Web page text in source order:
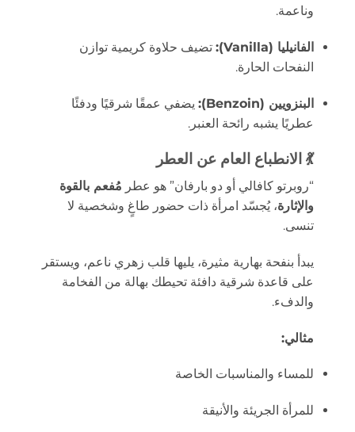
وناعمة.
الفانيليا (Vanilla):
تضيف حلاوة كريمية توازن
النفحات الحارة.
البنزويين (Benzoin):
يضفي عمقًا شرقيًا ودفئًا
عطريًا يشبه رائحة العنبر.
💃 الانطباع العام عن العطر
“روبرتو كافالي أو دو بارفان” هو عطر مُفعم بالقوة
والإثارة، يُجسّد امرأة ذات حضور طاغٍ وشخصية لا
تنسى.
يبدأ بنفحة بهارية مثيرة، يليها قلب زهري ناعم، ويستقر
على قاعدة شرقية دافئة تحيطك بهالة من الفخامة
والدفء.
مثالي:
للمساء والمناسبات الخاصة
للمرأة الجريئة والأنيقة